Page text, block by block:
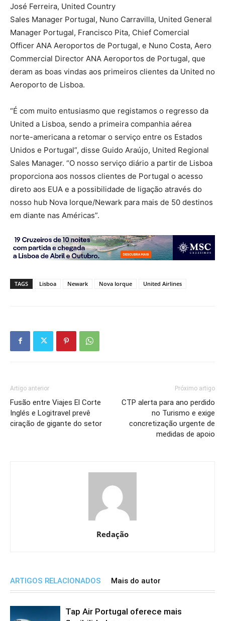
José Ferreira, United Country
Sales Manager Portugal, Nuno Carravilla, United General
Manager Portugal, Francisco Pita, Chief Comercial
Officer ANA Aeroportos de Portugal, e Nuno Costa, Aero
Commercial Director ANA Aeroportos de Portugal, que
deram as boas vindas aos primeiros clientes da United no
Aeroporto de Lisboa.
“É com muito entusiasmo que registamos o regresso da
United a Lisboa, sendo a primeira companhia aérea
norte-americana a retomar o serviço entre os Estados
Unidos e Portugal”, disse Guido Araújo, United Regional
Sales Manager. “O nosso serviço diário a partir de Lisboa
proporciona aos nossos clientes de Portugal o acesso
direto aos EUA e a possibilidade de ligação através do
nosso hub Nova Iorque/Newark para mais de 50 destinos
em diante nas Américas”.
TAGS Lisboa Newark Nova Iorque United Airlines
Artigo anterior
Fusão entre Viajes El Corte
Inglés e Logitravel prevê
ciração de gigante do setor
Próximo artigo
CTP alerta para ano perdido
no Turismo e exige
concretização urgente de
medidas de apoio
Redação
ARTIGOS RELACIONADOS Mais do autor
Tap Air Portugal oferece mais